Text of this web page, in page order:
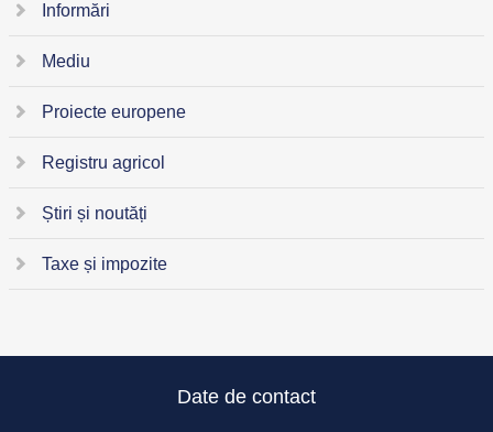
Informări
Mediu
Proiecte europene
Registru agricol
Știri și noutăți
Taxe și impozite
Date de contact